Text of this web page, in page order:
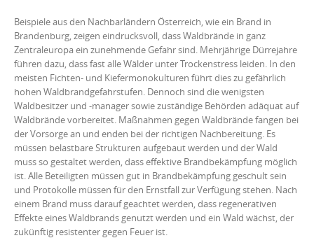
Beispiele aus den Nachbarländern Österreich, wie ein Brand in
Brandenburg, zeigen eindrucksvoll, dass Waldbrände in ganz
Zentraleuropa ein zunehmende Gefahr sind. Mehrjährige Dürrejahre
führen dazu, dass fast alle Wälder unter Trockenstress leiden. In den
meisten Fichten- und Kiefermonokulturen führt dies zu gefährlich
hohen Waldbrandgefahrstufen. Dennoch sind die wenigsten
Waldbesitzer und -manager sowie zuständige Behörden adäquat auf
Waldbrände vorbereitet. Maßnahmen gegen Waldbrände fangen bei
der Vorsorge an und enden bei der richtigen Nachbereitung. Es
müssen belastbare Strukturen aufgebaut werden und der Wald
muss so gestaltet werden, dass effektive Brandbekämpfung möglich
ist. Alle Beteiligten müssen gut in Brandbekämpfung geschult sein
und Protokolle müssen für den Ernstfall zur Verfügung stehen. Nach
einem Brand muss darauf geachtet werden, dass regenerativen
Effekte eines Waldbrands genutzt werden und ein Wald wächst, der
zukünftig resistenter gegen Feuer ist.